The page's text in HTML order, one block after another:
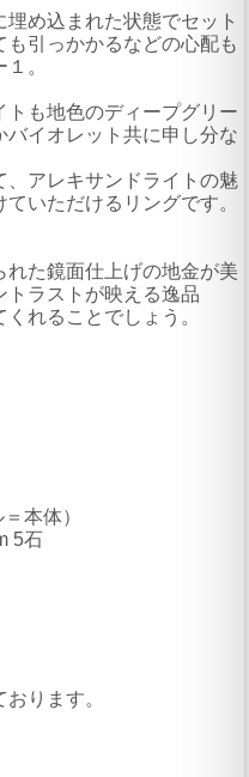
め込まれた状態でセット
引っかかるなどの心配も
。
トも地色のディープグリー
バイオレット共に申し分な
、アレキサンドライトの魅
いただけるリングです。
れた鏡面仕上げの地金が美
トラストが映える逸品
れることでしょう。
本体）
5石
ります。